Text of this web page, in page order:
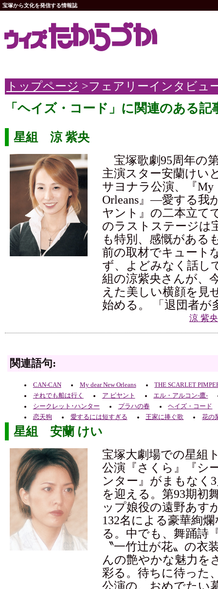
宝塚から文化を発信する情報誌
トップページ >フェアリーインタビュ
「ヘイズ・コード」に関連のある記
星組 涼 紫央
宝塚歌劇95周年の
主演スター安蘭けい
サヨナラ公演、『
Orleans』―愛する我
ヤント』の二本立て
のラストステージは
も特別、感慨がある
前の取材でキュート
ず、よどみなく話し
組の涼紫央さんが、
えた美しい横顔を見
始める。 「退団者が
涼 紫
関連語句:
CAN-CAN My dear New Orleans
THE SCARLET
それでも船は行く
ア ビヤント
エル・アルコン-鷹-
シークレット･ハンター
プラハの春
ヘイズ・コード
恋天狗
愛するには短すぎる 王家に捧ぐ歌 花の
星組 安蘭 けい
宝塚大劇場での星組
公演『さくら』『シ
ンター』がまもなく
を迎える。第93期初
ップ娘役の遠野あす
132名による豪華絢
る。中でも、舞踊詩
〝一竹辻が花〟の衣
んの艶やかな魅力を
彩る。待ちに待った
公演の、おめでたい